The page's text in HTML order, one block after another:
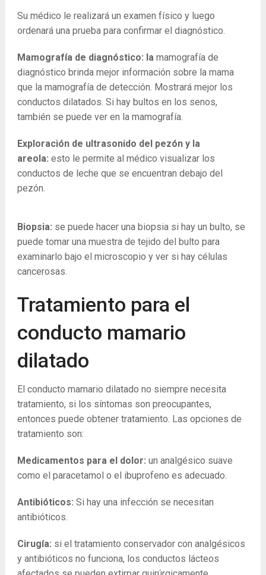
Su médico le realizará un examen físico y luego
ordenará una prueba para confirmar el diagnóstico.
Mamografía de diagnóstico: lamamografía de
diagnóstico brinda mejor información sobre la mama
que la mamografía de detección. Mostrará mejor los
conductos dilatados. Si hay bultos en los senos,
también se puede ver en la mamografía.
Exploración de ultrasonido del pezón y la
areola: esto le permite al médico visualizar los
conductos de leche que se encuentran debajo del
pezón.
Biopsia: se puede hacer una biopsia si hay un bulto, se
puede tomar una muestra de tejido del bulto para
examinarlo bajo el microscopio y ver si hay células
cancerosas.
Tratamiento para el
conducto mamario
dilatado
El conducto mamario dilatado no siempre necesita
tratamiento, si los síntomas son preocupantes,
entonces puede obtener tratamiento. Las opciones de
tratamiento son:
Medicamentos para el dolor: un analgésico suave
como el paracetamol o el ibuprofeno es adecuado.
Antibióticos: Si hay una infección se necesitan
antibióticos.
Cirugía: si el tratamiento conservador con analgésicos
y antibióticos no funciona, los conductos lácteos